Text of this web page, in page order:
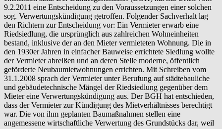
9.2.2011 eine Entscheidung zu den Voraussetzungen einer solchen
sog. Verwertungskündigung getroffen. Folgender Sachverhalt lag
den Richtern zur Entscheidung vor: Ein Vermieter erwarb eine
Riedsiedlung, die ursprünglich aus zahlreichen Wohneinheiten
bestand, inklusive der an den Mieter vermieteten Wohnung. Die in
den 1930er Jahren in einfacher Bauweise errichtete Siedlung wollte
der Vermieter abreißen und an deren Stelle moderne, öffentlich
geförderte Neubaumietwohnungen errichten. Mit Schreiben vom
31.1.2008 sprach der Vermieter unter Berufung auf städtebauliche
und gebäudetechnische Mängel der Riedsiedlung gegenüber dem
Mieter eine Verwertungskündigung aus. Der BGH hat entschieden,
dass der Vermieter zur Kündigung des Mietverhältnisses berechtigt
war. Die von ihm geplanten Baumaßnahmen stellen eine
angemessene wirtschaftliche Verwertung des Grundstücks dar, weil